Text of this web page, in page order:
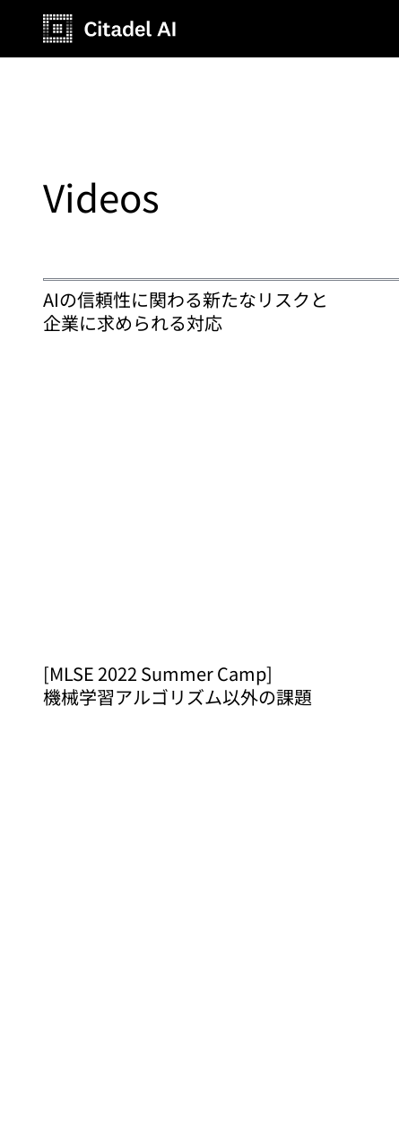
Videos
AIの信頼性に関わる新たなリスクと
企業に求められる対応
[MLSE 2022 Summer Camp]
機械学習アルゴリズム以外の課題